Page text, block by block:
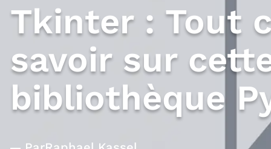
Tkinter : Tout
savoir sur
bibliothèque